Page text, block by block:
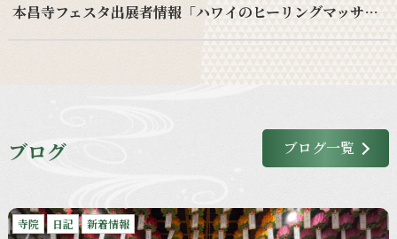
本昌寺フェスタ出展者情報「ハワイのヒーリングマッサージ」
ブログ ブログ一覧
寺院 日記 新着情報